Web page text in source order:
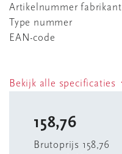
Artikelnummer fabrikant
Type nummer
EAN-code
Bekijk alle specificaties
158,76
Brutoprijs 158,76